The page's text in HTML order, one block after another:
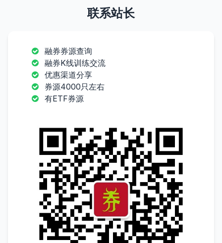
联系站长
融券券源查询
融券K线训练交流
优惠渠道分享
券源4000只左右
有ETF券源